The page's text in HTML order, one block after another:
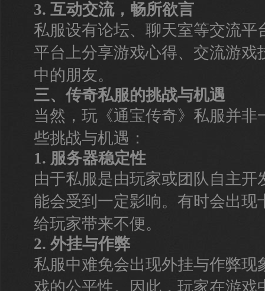
3. 互动交流，畅所欲言
私服设有论坛、聊天室等交流平
平台上分享游戏心得、交流游戏
中的朋友。
三、传奇私服的挑战与机遇
当然，玩《通宝传奇》私服并非
些挑战与机遇：
1. 服务器稳定性
由于私服是由玩家或团队自主开
能会受到一定影响。有时会出现
给玩家带来不便。
2. 外挂与作弊
私服中难免会出现外挂与作弊现
戏的公平性。因此，玩家在游戏